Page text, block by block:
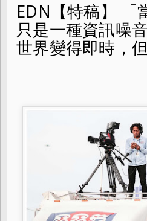
EDN【特稿】 「當電視新聞失去信
體，訊息讓世界變得即時，但卻沒
EDN【特稿】 「
只是一種資訊噪
世界變得即時，